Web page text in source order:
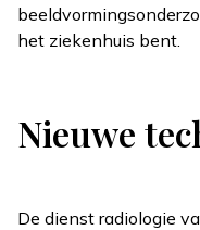
het ziekenhuis bent.
Nieuwe
De dienst radiologie